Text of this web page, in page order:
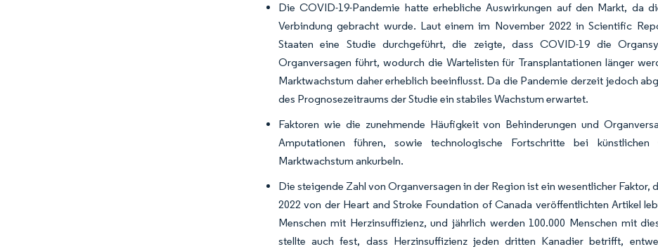
Die COVID-19-Pandemie hatte erhebliche Auswirkungen auf den Markt, da
Verbindung gebracht wurde. Laut einem im November 2022 in Scientific
Staaten eine Studie durchgeführt, die zeigte, dass COVID-19 die
Organversagen führt, wodurch die Wartelisten für Transplantationen länger
Marktwachstum daher erheblich beeinflusst. Da die Pandemie derzeit jedoch
des Prognosezeitraums der Studie ein stabiles Wachstum erwartet.
Faktoren wie die zunehmende Häufigkeit von Behinderungen und
Amputationen führen, sowie technologische Fortschritte bei
Marktwachstum ankurbeln.
Die steigende Zahl von Organversagen in der Region ist ein wesentlicher
2022 von der Heart and Stroke Foundation of Canada veröffentlichten Artikel
Menschen mit Herzinsuffizienz, und jährlich werden 100.000 Menschen mit
stellte auch fest, dass Herzinsuffizienz jeden dritten Kanadier betrifft,